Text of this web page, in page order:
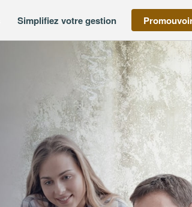
Simplifiez votre gestion